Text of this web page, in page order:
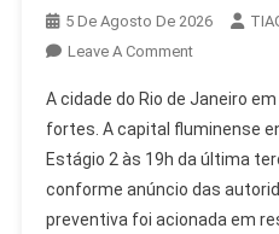
5 De Agosto De 2026
Leave A CommentOn
De
Janeiro
Em
Alerta:
Ventos
A cidade do Rio de Janeiro
fortes. A capital fluminense
Estágio 2 às 19h da última
conforme anúncio das
preventiva foi acionada em